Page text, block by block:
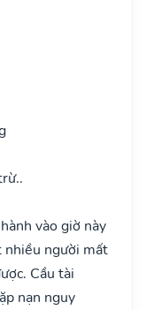
vào giờ này
nhiều người mất
Cầu tài
nạn nguy